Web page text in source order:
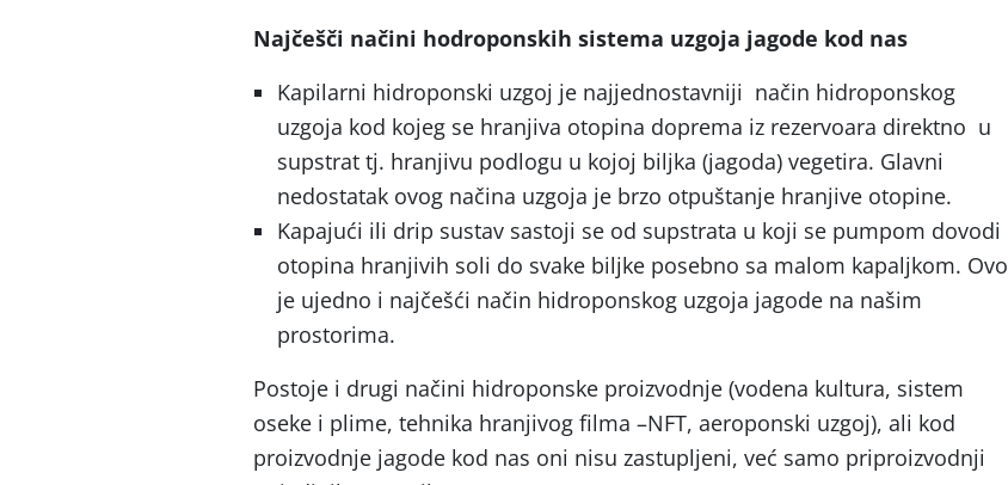
Najčešči načini hodroponskih sistema uzgoja jagode kod nas
Kapilarni hidroponski uzgoj je najjednostavniji način hidroponskog
uzgoja kod kojeg se hranjiva otopina doprema iz rezervoara direktno u
supstrat tj. hranjivu podlogu u kojoj biljka (jagoda) vegetira. Glavni
nedostatak ovog načina uzgoja je brzo otpuštanje hranjive otopine.
Kapajući ili drip sustav sastoji se od supstrata u koji se pumpom dovodi
otopina hranjivih soli do svake biljke posebno sa malom kapaljkom. Ovo
je ujedno i najčešći način hidroponskog uzgoja jagode na našim
prostorima.
Postoje i drugi načini hidroponske proizvodnje (vodena kultura, sistem
oseke i plime, tehnika hranjivog filma –NFT, aeroponski uzgoj), ali kod
proizvodnje jagode kod nas oni nisu zastupljeni, već samo priproizvodnji